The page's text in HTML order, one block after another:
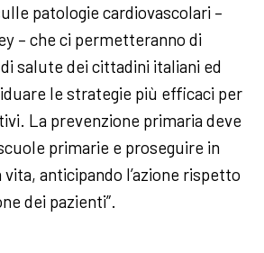
patologie cardiovascolari –
– che ci permetteranno di
salute dei cittadini italiani ed
le strategie più efficaci per
La prevenzione primaria deve
primarie e proseguire in
anticipando l’azione rispetto
dei pazienti”.